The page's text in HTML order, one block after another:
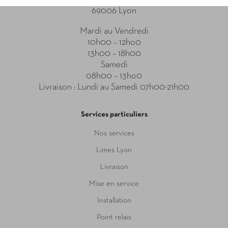
69006 Lyon
Mardi au Vendredi
10h00 – 12ho0
13h00 – 18h00
Samedi
08h00 – 13ho0
Livraison : Lundi au Samedi 07h00-21h00
Services particuliers
Nos services
Limes Lyon
Livraison
Mise en service
Installation
Point relais